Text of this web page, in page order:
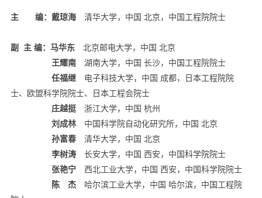
主 编： 戴琼海 清华大学，中国 北京，中国工程院院士
副 主 编： 马华东 北京邮电大学，中国 北京
王耀南 湖南大学，中国 长沙，中国工程院院士
任福继 电子科技大学，中国 成都，日本工程院院
士、欧盟科学院院士、日本工程会院士
庄越挺 浙江大学，中国 杭州
刘成林 中国科学院自动化研究所，中国 北京
孙富春 清华大学，中国 北京
李树涛 长安大学，中国 西安，中国科学院院士
张艳宁 西北工业大学，中国 西安，中国科学院院士
陈 杰 哈尔滨工业大学，中国 哈尔滨，中国工程院